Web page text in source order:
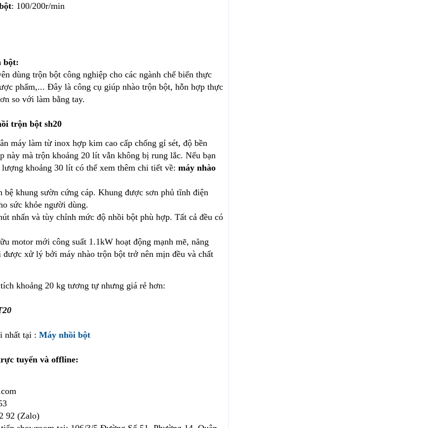
: 100/200r/min
bột:
dùng trộn bột công nghiệp cho các ngành chế biến thực
phẩm,... Đây là công cụ giúp nhào trộn bột, hỗn hợp thực
so với làm bằng tay.
trộn bột sh20
máy làm từ inox hợp kim cao cấp chống gỉ sét, độ bền
này mà trộn khoảng 20 lít vẫn không bị rung lắc. Nếu bạn
khoảng 30 lít có thể xem thêm chi tiết về: máy nhào
bệ khung sườn cứng cáp. Khung được sơn phủ tĩnh điện
sức khỏe người dùng.
nhấn và tùy chỉnh mức độ nhồi bột phù hợp. Tất cả đều có
motor mới công suất 1.1kW hoạt động mạnh mẽ, năng
được xử lý bởi máy nhào trộn bột trở nên mịn đều và chất
khoảng 20 kg tương tự nhưng giá rẻ hơn:
nhất tại : Máy nhồi bột
tuyến và offline:
92 (Zalo)